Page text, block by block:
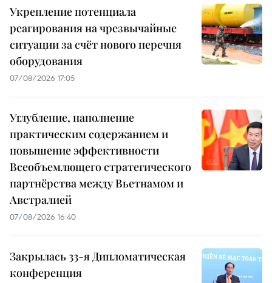
Укрепление потенциала
реагирования на чрезвычайные
ситуации за счёт нового перечня
оборудования
07/08/2026 17:05
Углубление, наполнение
практическим содержанием и
повышение эффективности
Всеобъемлющего стратегического
партнёрства между Вьетнамом и
Австралией
07/08/2026 16:40
Закрылась 33-я Дипломатическая
конференция